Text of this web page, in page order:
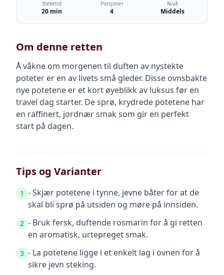
Steketid
20 min
Porsjoner
4
Nivå
Middels
Om denne retten
Å våkne om morgenen til duften av nystekte
poteter er en av livets små gleder. Disse ovnsbakte
nye potetene er et kort øyeblikk av luksus før en
travel dag starter. De sprø, krydrede potetene har
en raffinert, jordnær smak som gir en perfekt
start på dagen.
Tips og Varianter
1 - Skjær potetene i tynne, jevne båter for at de
skal bli sprø på utsiden og møre på innsiden.
2 - Bruk fersk, duftende rosmarin for å gi retten
en aromatisk, urtepreget smak.
3 - La potetene ligge i et enkelt lag i ovnen for å
sikre jevn steking.